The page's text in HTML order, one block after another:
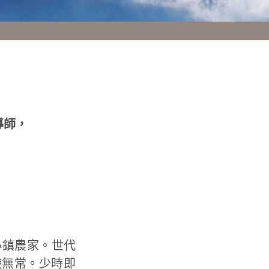
，
農家。世代
常。少時即